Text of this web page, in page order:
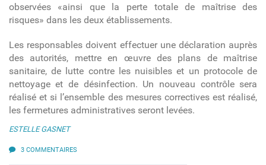
observées «ainsi que la perte totale de maîtrise des
risques» dans les deux établissements.
Les responsables doivent effectuer une déclaration auprès
des autorités, mettre en œuvre des plans de maîtrise
sanitaire, de lutte contre les nuisibles et un protocole de
nettoyage et de désinfection. Un nouveau contrôle sera
réalisé et si l’ensemble des mesures correctives est réalisé,
les fermetures administratives seront levées.
ESTELLE GASNET
3 COMMENTAIRES